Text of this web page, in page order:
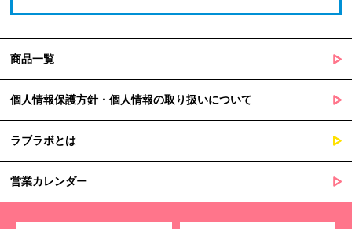
商品一覧
個人情報保護方針・個人情報の取り扱いについて
ラブラボとは
営業カレンダー